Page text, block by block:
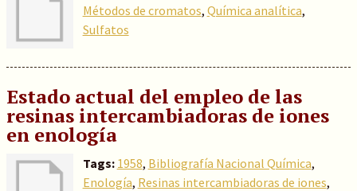
Métodos de cromatos, Química analítica,
Sulfatos
Estado actual del empleo de las
resinas intercambiadoras de iones
en enología
Tags: 1958, Bibliografía Nacional Química,
Enología, Resinas intercambiadoras de iones,